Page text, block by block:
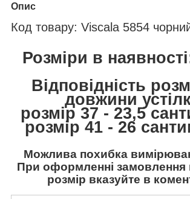
Опис
Код товару: Viscala 5854
Розміри в
Відповідність
довжини
розмір 37 - 23,5
розмір 41 - 26
Можлива похибка
При оформленні замовлення
розмір вказуйте в